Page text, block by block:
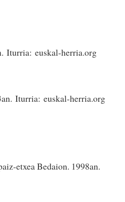
Iturria: euskal-herria.org
Iturria: euskal-herria.org
etxea Bedaion. 1998an.